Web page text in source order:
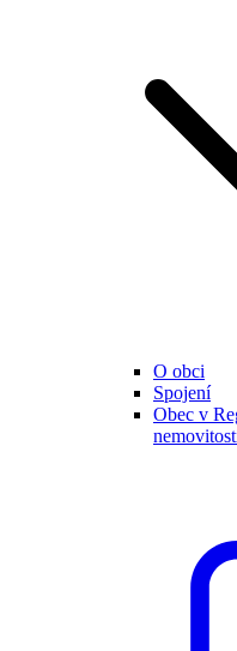
O obci
Spojení
Obec v